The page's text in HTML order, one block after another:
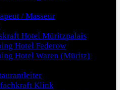
/ Masseur
Hotel Müritzpalais
Hotel Federow
Hotel Waren (Müritz)
Klink